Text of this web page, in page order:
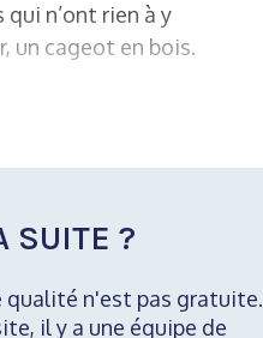
n’ont rien à y
un cageot en bois.
SUITE ?
n'est pas gratuite.
il y a une équipe de